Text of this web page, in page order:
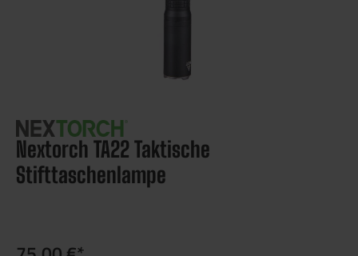
Nextorch TA22 Taktische
Stifttaschenlampe